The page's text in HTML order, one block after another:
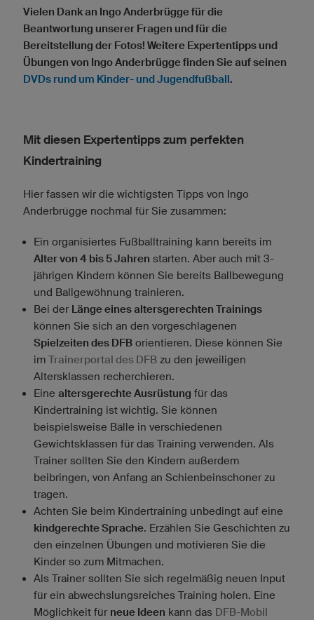
Vielen Dank an Ingo Anderbrügge für die
Beantwortung unserer Fragen und für die
Bereitstellung der Fotos! Weitere Expertentipps und
Übungen von Ingo Anderbrügge finden Sie auf seinen
DVDs rund um Kinder- und Jugendfußball.
Mit diesen Expertentipps zum perfekten
Kindertraining
Hier fassen wir die wichtigsten Tipps von Ingo
Anderbrügge nochmal für Sie zusammen:
Ein organisiertes Fußballtraining kann bereits im
Alter von 4 bis 5 Jahren starten. Aber auch mit 3-
jährigen Kindern können Sie bereits Ballbewegung
und Ballgewöhnung trainieren.
Bei der Länge eines altersgerechten Trainings
können Sie sich an den vorgeschlagenen
Spielzeiten des DFB orientieren. Diese können Sie
im Trainerportal des DFB zu den jeweiligen
Altersklassen recherchieren.
Eine altersgerechte Ausrüstung für das
Kindertraining ist wichtig. Sie können
beispielsweise Bälle in verschiedenen
Gewichtsklassen für das Training verwenden. Als
Trainer sollten Sie den Kindern außerdem
beibringen, von Anfang an Schienbeinschoner zu
tragen.
Achten Sie beim Kindertraining unbedingt auf eine
kindgerechte Sprache. Erzählen Sie Geschichten zu
den einzelnen Übungen und motivieren Sie die
Kinder so zum Mitmachen.
Als Trainer sollten Sie sich regelmäßig neuen Input
für ein abwechslungsreiches Training holen. Eine
Möglichkeit für neue Ideen kann das DFB-Mobil